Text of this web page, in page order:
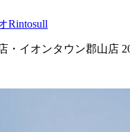
Rintosull
・イオンタウン郡山店